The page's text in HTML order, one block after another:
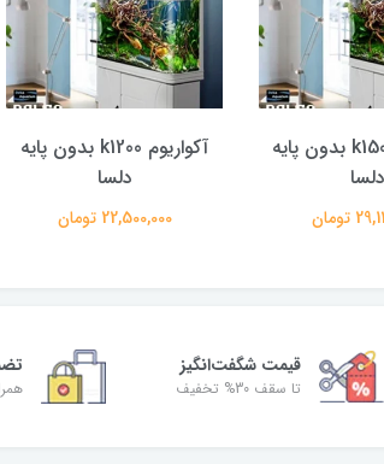
آکواریوم k1500 بدون پایه
دلسا
آکواریوم k1200 بدون پایه
دلسا
22,500,000 تومان
قیمت شگفت‌انگیز
تا سقف 30% تخفیف